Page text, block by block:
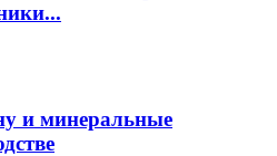
и минеральные